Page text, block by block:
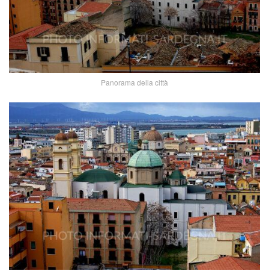
Panorama della città